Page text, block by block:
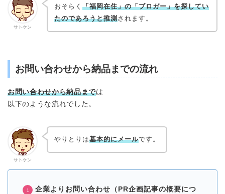
サトケン
おそらく 「福岡在住」の「ブロガー」を探してい
たのであろうと推測されます。
お問い合わせから納品までの流れ
お問い合わせから納品までは
以下のような流れでした。
サトケン
やりとりは基本的にメールです。
企業よりお問い合わせ（PR企画記事の概要につ